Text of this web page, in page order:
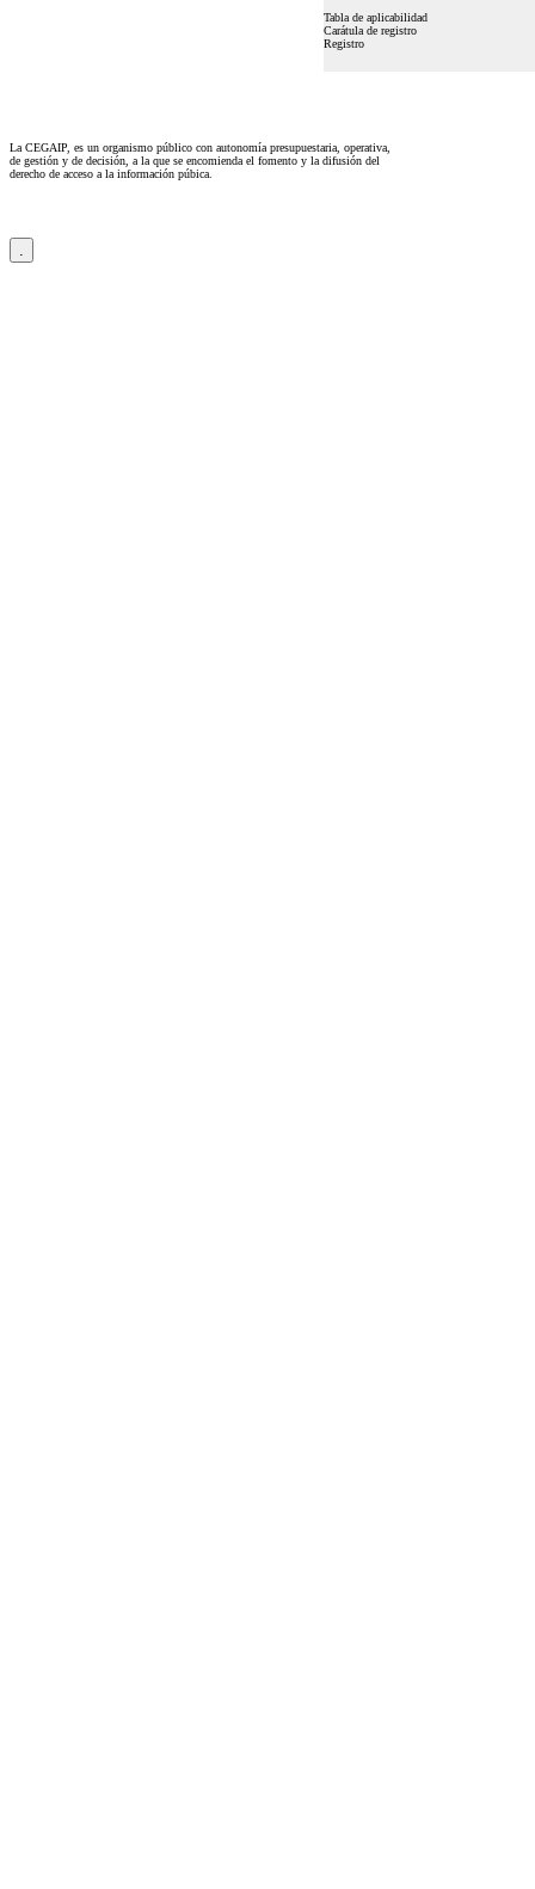
Tabla de aplicabilidad
Carátula de registro
Registro
La CEGAIP, es un organismo público con autonomía presupuestaria, operativa,
de gestión y de decisión, a la que se encomienda el fomento y la difusión del
derecho de acceso a la información púbica.